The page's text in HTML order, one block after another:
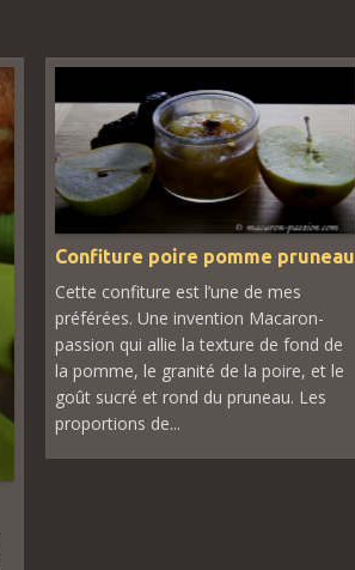
Confiture poire pomme pruneau
Cette confiture est l’une de mes
préférées. Une invention Macaron-
passion qui allie la texture de fond de
la pomme, le granité de la poire, et le
goût sucré et rond du pruneau. Les
proportions de...